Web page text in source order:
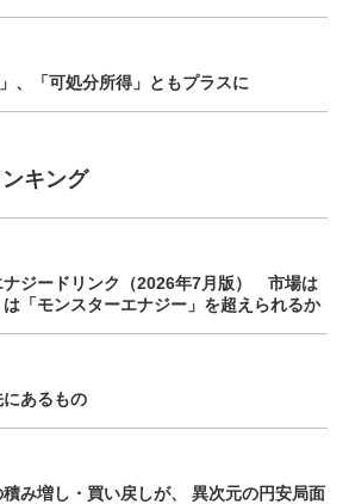
、「可処分所得」ともプラスに
キング
ジードリンク（2026年7月版） 市場は
「モンスターエナジー」を超えられるか
にあるもの
み増し・買い戻しが、 異次元の円安局面